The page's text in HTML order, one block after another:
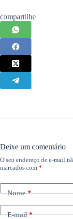
compartilhe
Deixe um comentário
O seu endereço de e-mail
marcados com *
Nome*
E-mail*